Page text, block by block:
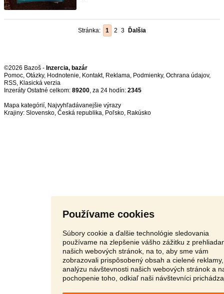
Používame cookies
Súbory cookie a ďalšie technológie sledovania
používame na zlepšenie vášho zážitku z
našich webových stránok, na to, aby sme vám
zobrazovali prispôsobený obsah a cielené
analýzu návštevnosti našich webových stránok a
pochopenie toho, odkiaľ naši návštevníci
Stránka: 1 2 3 Ďalšia
©2026 Bazoš - Inzercia, bazár
Pomoc, Otázky, Hodnotenie, Kontakt, Reklama, Podmienky, Ochrana údajov,
RSS,
Inzeráty Ostatné celkom: 89200, za 24 hodín: 2345
Mapa kategórií, Najvyhľadávanejšie výrazy
Krajiny: Slovensko, Česká republika, Poľsko, Rakúsko